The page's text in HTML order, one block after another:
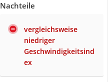
Nachteile
vergleichsweise
niedriger
Geschwindigkeitsind
ex